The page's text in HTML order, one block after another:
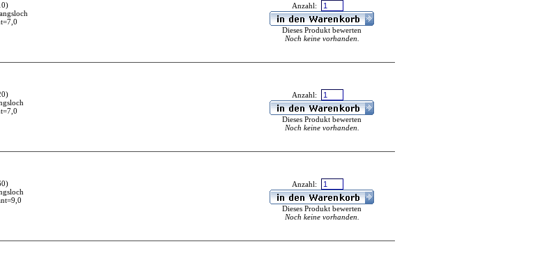
Anzahl:
Dieses Produkt bewerten
Noch keine vorhanden.
Anzahl:
Dieses Produkt bewerten
Noch keine vorhanden.
Anzahl:
Dieses Produkt bewerten
Noch keine vorhanden.